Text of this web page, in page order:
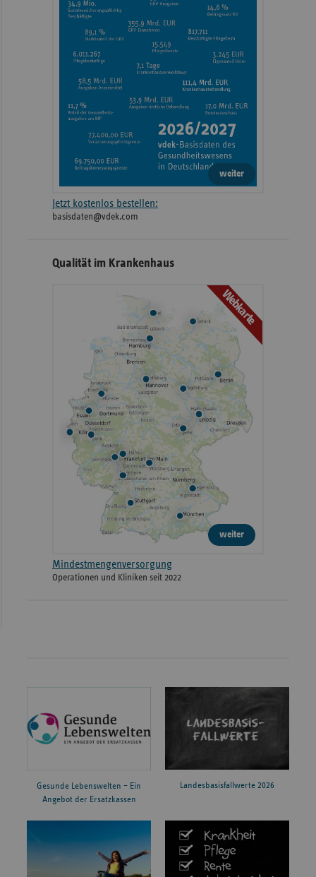
weiter
Jetzt kostenlos bestellen:
basisdaten@vdek.com
Qualität im Krankenhaus
Webkarte
weiter
Mindestmengenversorgung
Operationen und Kliniken seit 2022
Gesunde Lebenswelten – Ein
Angebot der Ersatzkassen
Landesbasisfallwerte 2026